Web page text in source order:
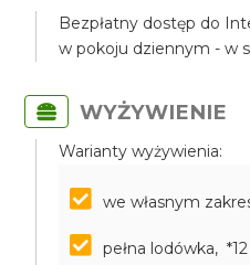
Bezpłatny dostęp do
w pokoju dziennym - w
WYŻYWIENIE
Warianty wyżywienia:
we własnym
pełna lodówka,